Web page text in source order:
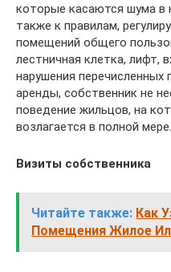
которые касаются шума в
также к правилам,
помещений общего
лестничная клетка, лифт,
нарушения перечисленных
аренды, собственник не
поведение жильцов, на
возлагается в полной мере.
Визиты собственника
Читайте также: Как
Помещения Жилое